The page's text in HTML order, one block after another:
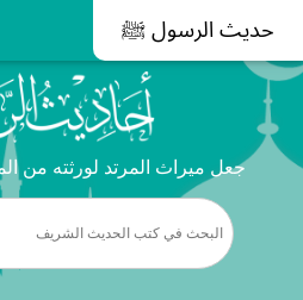
حديث الرسول ﷺ
جعل ميراث المرتد لورثته من